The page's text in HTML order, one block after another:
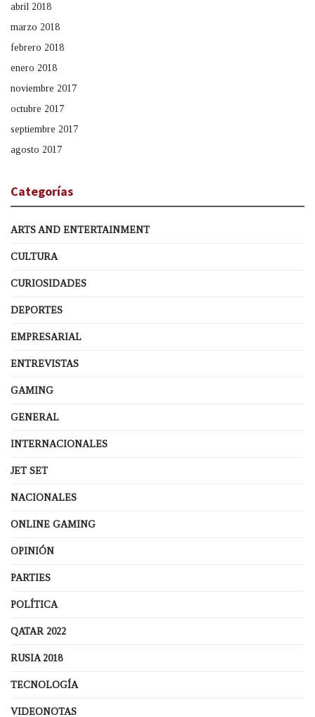
abril 2018
marzo 2018
febrero 2018
enero 2018
noviembre 2017
octubre 2017
septiembre 2017
agosto 2017
Categorías
ARTS AND ENTERTAINMENT
CULTURA
CURIOSIDADES
DEPORTES
EMPRESARIAL
ENTREVISTAS
GAMING
GENERAL
INTERNACIONALES
JET SET
NACIONALES
ONLINE GAMING
OPINIÓN
PARTIES
POLÍTICA
QATAR 2022
RUSIA 2018
TECNOLOGÍA
VIDEONOTAS